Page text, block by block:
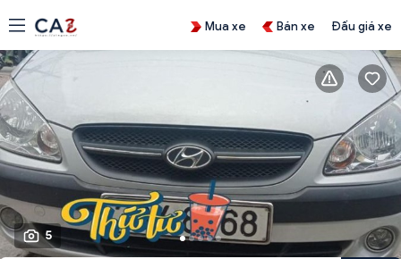
Mua xe Bán xe Đấu giá xe
5